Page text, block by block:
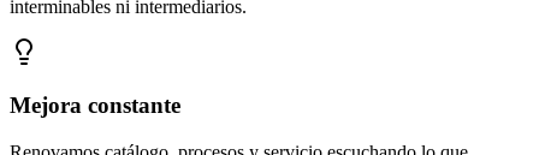
interminables ni intermediarios.
Mejora constante